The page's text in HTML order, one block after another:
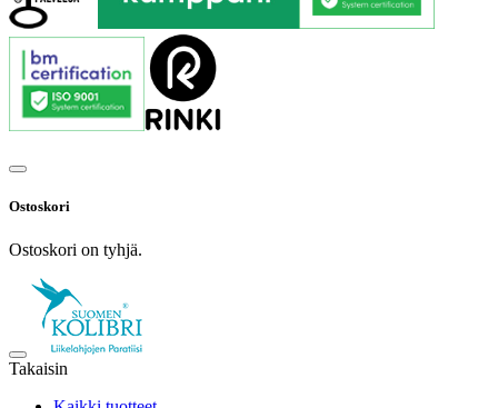
Ostoskori
Ostoskori on tyhjä.
Takaisin